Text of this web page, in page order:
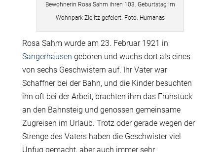
Bewohnerin Rosa Sahm ihren 103. Geburtstag im
Wohnpark Zielitz gefeiert. Foto: Humanas
Rosa Sahm wurde am 23. Februar 1921 in
Sangerhausen geboren und wuchs dort als eines
von sechs Geschwistern auf. Ihr Vater war
Schaffner bei der Bahn, und die Kinder besuchten
ihn oft bei der Arbeit, brachten ihm das Frühstück
an den Bahnsteig und genossen gemeinsame
Zugreisen im Urlaub. Trotz oder gerade wegen der
Strenge des Vaters haben die Geschwister viel
Unfug gemacht, aber auch immer sehr